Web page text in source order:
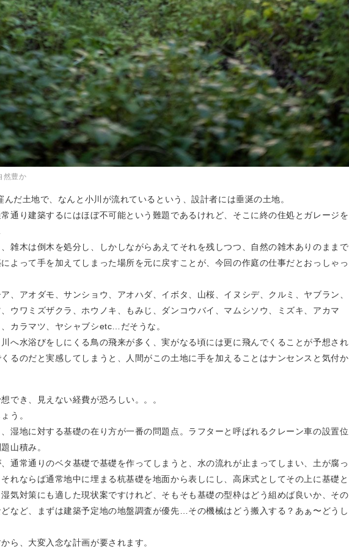
然豊か
だ土地で、なんと小川が流れているという、設計者には垂涎の土地。
通り建築するにはほぼ不可能という難題であるけれど、そこに終の住処とガレージを
雑木は倒木を処分し、しかしながらあえてそれを残しつつ、自然の雑木ありのままで
よって手を加えてしまった場所を元に戻すことが、今回の作庭の仕事だとおっしゃっ
、アオダモ、サンショウ、アオハダ、イボタ、山桜、イヌシデ、クルミ、ヤブラン、
ウワミズザクラ、ホウノキ、もみじ、ダンコウバイ、マムシソウ、ミズキ、アカマ
カラマツ、ヤシャブシetc…だそうな。
へ水浴びをしにくる鳥の飛来が多く、実がなる頃には更に飛んでくることが予想され
るのだと実感してしまうと、人間がこの土地に手を加えることはナンセンスと気付か
でき、見えない経費が恐ろしい。。。
う。
湿地に対する基礎の在り方が一番の問題点。ラフターと呼ばれるクレーン車の設置位
山積み。
通常通りのベタ基礎で基礎を作ってしまうと、水の流れが止まってしまい、土が腐っ
れならば通常地中に埋まる杭基礎を地面から表しにし、高床式としてその上に基礎と
気対策にも適した現状案ですけれど、そもそも基礎の型枠はどう組めば良いか、その
など、まずは建築予定地の地盤調査が優先…その機械はどう搬入する？あぁ〜どうし
ら、大変入念な計画が要されます。